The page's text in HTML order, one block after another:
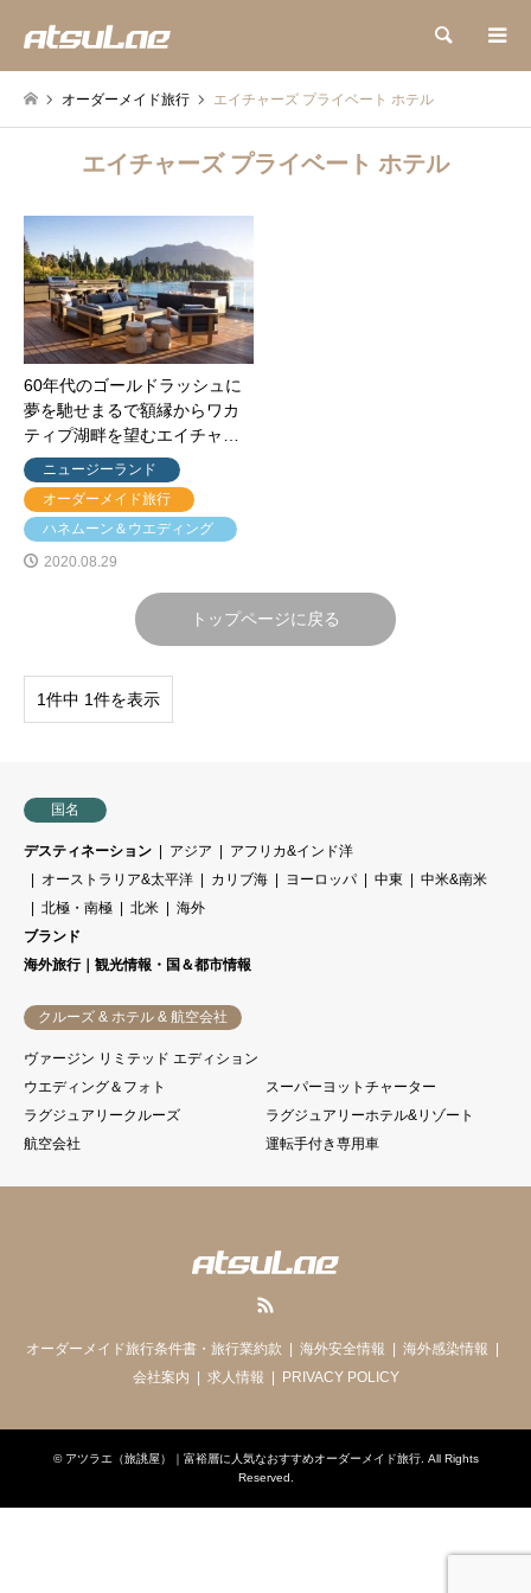
検索
オーダーメイド旅行 エイチャーズ プライベート ホテル
エイチャーズ プライベート ホテル
60年代のゴールドラッシュに
夢を馳せまるで額縁からワカ
ティプ湖畔を望むエイチャ…
ニュージーランド
オーダーメイド旅行
ハネムーン＆ウエディング
2020.08.29
トップページに戻る
1件中 1件を表示
国名
デスティネーション アジア
アフリカ&インド洋
オーストラリア&太平洋
カリブ海 ヨーロッパ 中東
中米&南米
北極・南極
北米
海外
ブランド
海外旅行｜観光情報・国＆都市情報
クルーズ & ホテル & 航空会社
ヴァージン リミテッド エディション
ウエディング＆フォト
スーパーヨットチャーター
ラグジュアリークルーズ
ラグジュアリーホテル&リゾート
航空会社
運転手付き専用車
オーダーメイド旅行条件書・旅行業約款 海外安全情報
海外感染情報
会社案内
求人情報 PRIVACY POLICY
© アツラエ（旅誂屋）｜富裕層に人気なおすすめオーダーメイド旅行. All Rights
Reserved.